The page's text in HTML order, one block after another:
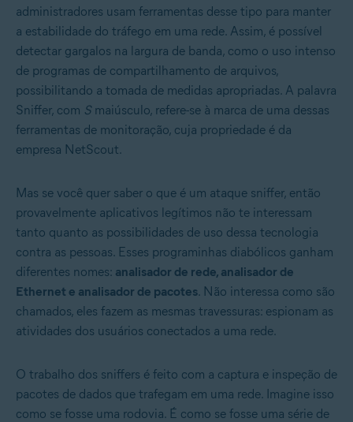
administradores usam ferramentas desse tipo para manter
a estabilidade do tráfego em uma rede. Assim, é possível
detectar gargalos na largura de banda, como o uso intenso
de programas de compartilhamento de arquivos,
possibilitando a tomada de medidas apropriadas. A palavra
Sniffer, com Smaiúsculo, refere-se à marca de uma dessas
ferramentas de monitoração, cuja propriedade é da
empresa NetScout.
Mas se você quer saber o que é um ataque sniffer, então
provavelmente aplicativos legítimos não te interessam
tanto quanto as possibilidades de uso dessa tecnologia
contra as pessoas. Esses programinhas diabólicos ganham
diferentes nomes: analisador de rede, analisador de
Ethernet e analisador de pacotes. Não interessa como são
chamados, eles fazem as mesmas travessuras: espionam as
atividades dos usuários conectados a uma rede.
O trabalho dos sniffers é feito com a captura e inspeção de
pacotes de dados que trafegam em uma rede. Imagine isso
como se fosse uma rodovia. É como se fosse uma série de